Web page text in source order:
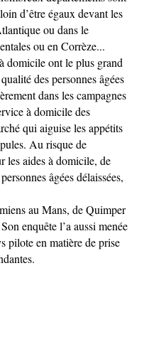
d’être égaux devant les
ou dans le
ou en Corrèze...
domicile ont le plus grand
des personnes âgées
dans les campagnes
à domicile des
qui aiguise les appétits
Au risque de
les aides à domicile, de
âgées délaissées,
au Mans, de Quimper
enquête l’a aussi menée
pilote en matière de prise